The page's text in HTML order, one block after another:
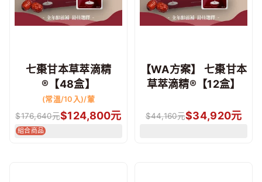
七棗甘本草萃滴精
®【48盒】
(常溫/10入)/葷
$176,640元$124,800元
組合商品
【WA方案】 七棗甘本
草萃滴精®【12盒】
$44,160元$34,920元